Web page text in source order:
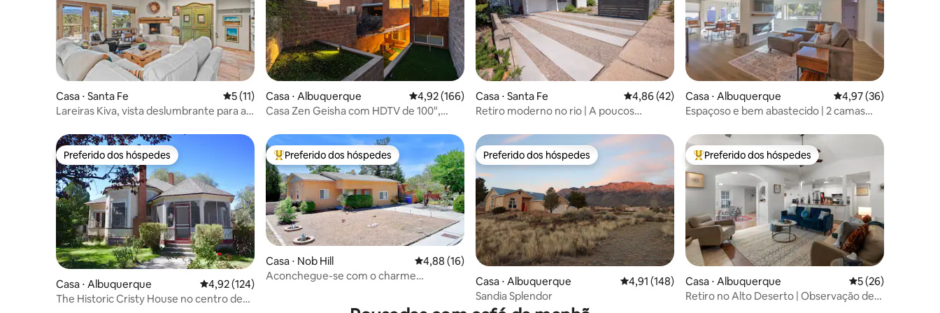
Casa ⋅ Santa Fe 5 de uma avaliação média de 5, 11 avaliações
5 (11)
Lareiras Kiva, vista deslumbrante para a
Casa ⋅ Albuquerque 4,92 de uma avaliação média de 5, 166 avaliações
4,92 (166)
Casa Zen Geisha com HDTV de 100",
PS4
Casa ⋅ Santa Fe 4,86 de uma avaliação média de 5, 42 avaliações
4,86 (42)
Retiro moderno no rio | A poucos
Casa ⋅ Albuquerque 4,97 de uma
4,97 (36)
Espaçoso e bem abastecido | 2 camas
lareira externa
Preferido dos hóspedes
Preferido dos hóspedes
Casa ⋅ Albuquerque 4,92 de uma avaliação média de 5, 124 avaliações
4,92 (124)
The Historic Cristy House no centro de
Entre os melhores preferidos dos hóspedes
Preferido dos hóspedes
Casa ⋅ Nob Hill 4,88 de uma avaliação média de 5, 16 avaliações
4,88 (16)
Aconchegue-se com o charme
Preferido dos hóspedes
Preferido dos hóspedes
Casa ⋅ Albuquerque 4,91 de uma avaliação média de 5, 148 avaliações
4,91 (148)
Sandia Splendor
Entre os melhores preferidos dos hóspedes
Preferido dos hóspedes
Casa ⋅ Albuquerque 5 de uma
5 (26)
Retiro no Alto Deserto | Observação de